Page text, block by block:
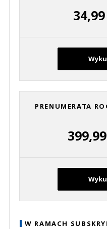
34,99
PRENUMERATA
399,99
W RAMACH